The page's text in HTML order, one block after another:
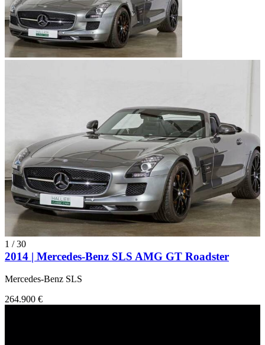
1 /30
2014 | Mercedes-Benz SLS AMG GT Roadster
Mercedes-Benz SLS
264.900 €